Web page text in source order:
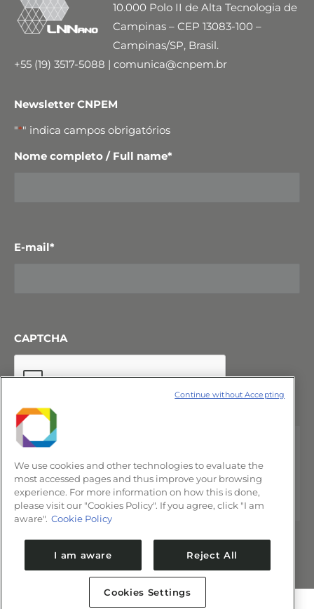
10.000 Polo II de Alta Tecnologia de
Campinas – CEP 13083-100 –
Campinas/SP, Brasil.
+55 (19) 3517-5088 | comunica@cnpem.br
Newsletter CNPEM
"*" indica campos obrigatórios
Nome completo / Full name*
E-mail*
CAPTCHA
We use cookies and other technologies to evaluate the
most accessed pages and thus improve your browsing
experience. For more information on how this is done,
please visit our "Cookies Policy". If you agree, click "I am
aware". Cookie Policy
I am aware Reject All
Cookies Settings
Continue without Accepting